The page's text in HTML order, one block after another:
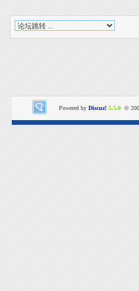
Powered by Discuz! 5.5.0 ©